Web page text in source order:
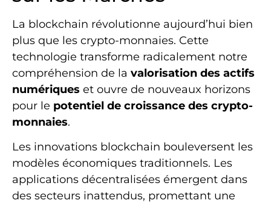
La blockchain révolutionne aujourd’hui bien
plus que les crypto-monnaies. Cette
technologie transforme radicalement notre
compréhension de la valorisation des actifs
numériques et ouvre de nouveaux horizons
pour le potentiel de croissance des crypto-
monnaies.
Les innovations blockchain bouleversent les
modèles économiques traditionnels. Les
applications décentralisées émergent dans
des secteurs inattendus, promettant une